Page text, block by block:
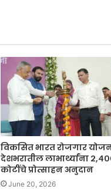
विकसित भारत रोजगार
देशभरातील लाभार्थ्यांना
कोटींचे प्रोत्साहन अनुदान
June 20, 2026